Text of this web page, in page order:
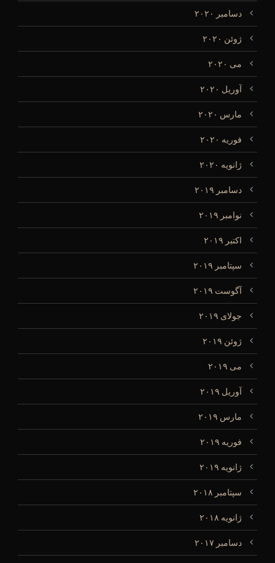
دسامبر ۲۰۲۰
ژوئن ۲۰۲۰
می ۲۰۲۰
آوریل ۲۰۲۰
مارس ۲۰۲۰
فوریه ۲۰۲۰
ژانویه ۲۰۲۰
دسامبر ۲۰۱۹
نوامبر ۲۰۱۹
اکتبر ۲۰۱۹
سپتامبر ۲۰۱۹
آگوست ۲۰۱۹
جولای ۲۰۱۹
ژوئن ۲۰۱۹
می ۲۰۱۹
آوریل ۲۰۱۹
مارس ۲۰۱۹
فوریه ۲۰۱۹
ژانویه ۲۰۱۹
سپتامبر ۲۰۱۸
ژانویه ۲۰۱۸
دسامبر ۲۰۱۷